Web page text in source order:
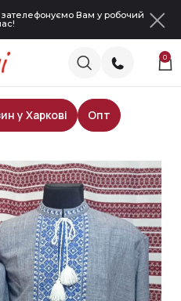
Вам у робочий
0
у Харкові
Опт